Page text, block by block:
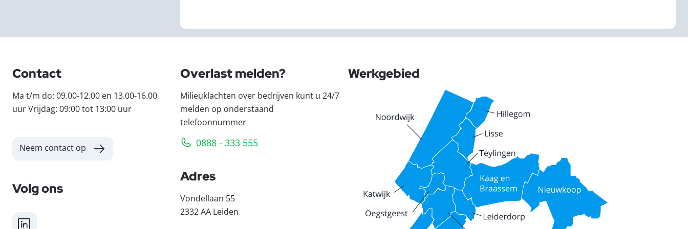
Contact
Ma t/m do: 09.00-12.00 en 13.00-16.00
uur Vrijdag: 09:00 tot 13:00 uur
Neem contact op
Volg ons
LinkedIn
Overlast melden?
Milieuklachten over bedrijven kunt u 24/7
melden op onderstaand
telefoonnummer
0888 - 333 555
Adres
Vondellaan 55
2332 AA Leiden
Werkgebied